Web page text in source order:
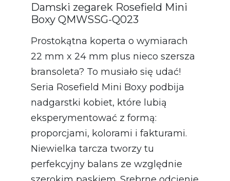
Damski zegarek Rosefield Mini
Boxy QMWSSG-Q023
Prostokątna koperta o wymiarach
22 mm x 24 mm plus nieco szersza
bransoleta? To musiało się udać!
Seria Rosefield Mini Boxy podbija
nadgarstki kobiet, które lubią
eksperymentować z formą:
proporcjami, kolorami i fakturami.
Niewielka tarcza tworzy tu
perfekcyjny balans ze względnie